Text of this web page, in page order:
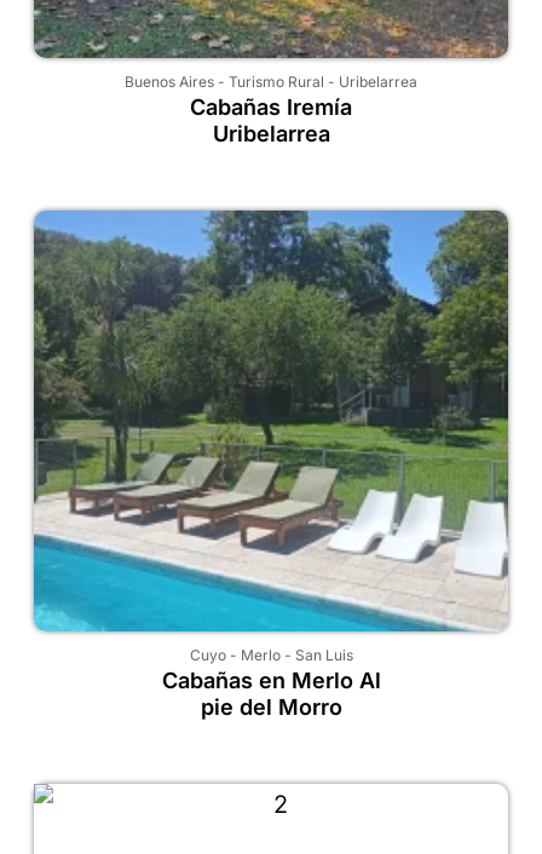
Buenos Aires - Turismo Rural - Uribelarrea
Cabañas Iremía
Uribelarrea
Cuyo- Merlo- San Luis
Cabañas en Merlo Al
pie del Morro